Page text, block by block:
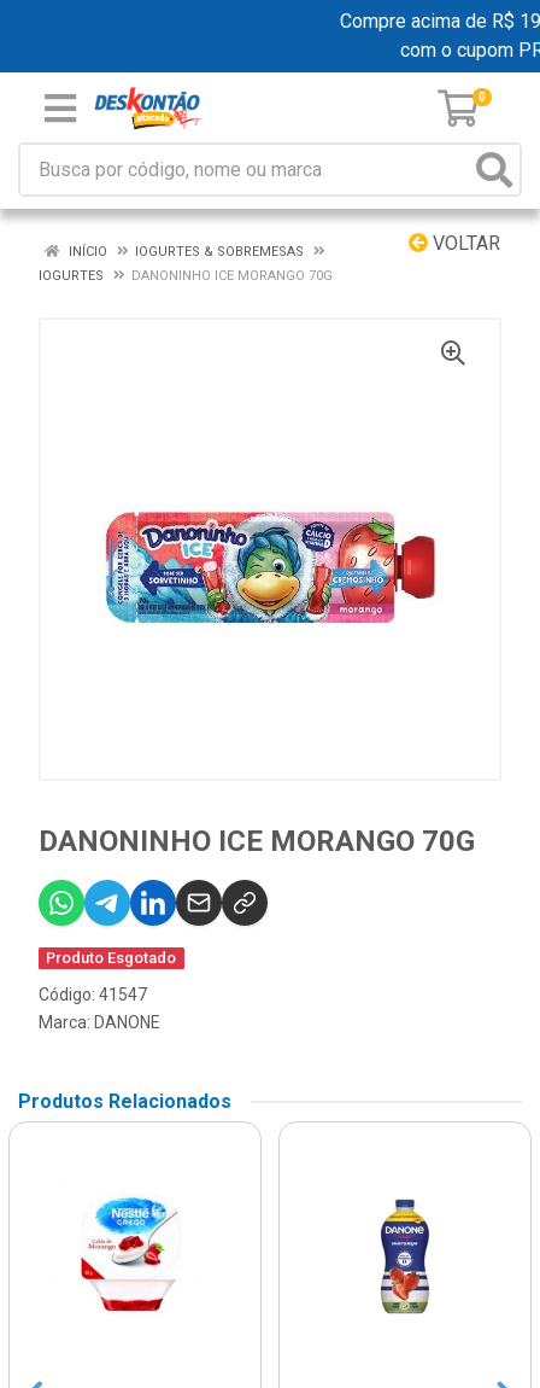
Compre acima de R$
com o cupom
0
VOLTAR
INÍCIO
IOGURTES & SOBREMESAS
IOGURTES
DANONINHO ICE MORANGO 70G
DANONINHO ICE MORANGO 70G
Produto Esgotado
Código: 41547
Marca: DANONE
Produtos Relacionados